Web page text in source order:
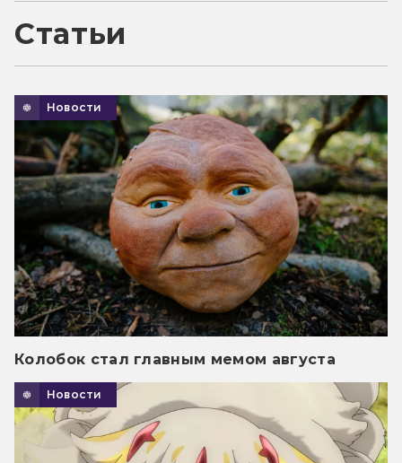
Статьи
Новости
Колобок стал главным мемом августа
Новости